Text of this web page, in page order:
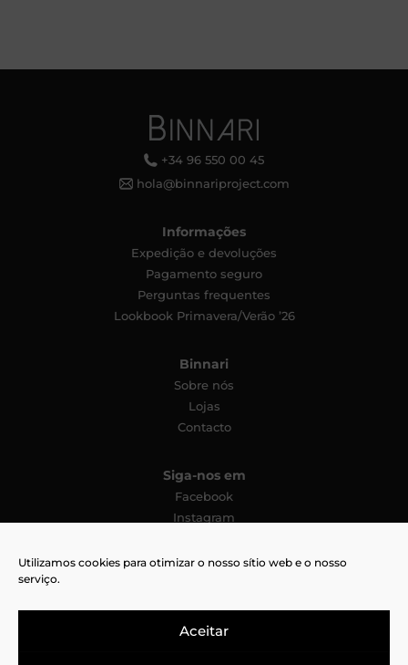
Utilizamos cookies para otimizar o nosso sítio web e o nosso
serviço.
Aceitar
+34 96 550 00 45
hola@binnariproject.com
Informações
Expedição e devoluções
Pagamento seguro
Perguntas frequentes
Lookbook Primavera/Verão ’26
Binnari
Sobre nós
Lojas
Contacto
Siga-nos em
Facebook
Instagram
Pinterest